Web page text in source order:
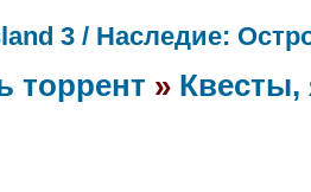
3 / Наследие:
торрент » Квесты,